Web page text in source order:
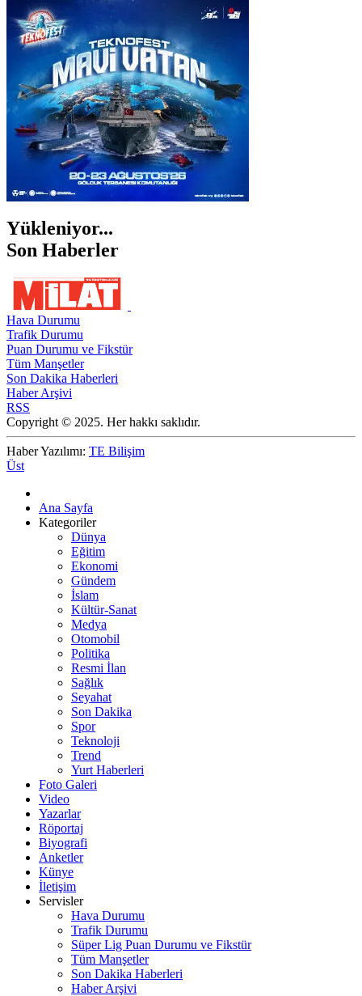
İSTANBUL
İZMİR
ŞANLIURFA
ŞIRNAK
Yükleniyor...
Son Haberler
Hava Durumu
Trafik Durumu
Puan Durumu ve Fikstür
Tüm Manşetler
Son Dakika Haberleri
Haber Arşivi
RSS
Copyright © 2025. Her hakkı saklıdır.
Haber Yazılımı: TE Bilişim
Üst
Ana Sayfa
Kategoriler
Dünya
Eğitim
Ekonomi
Gündem
İslam
Kültür-Sanat
Medya
Otomobil
Politika
Resmi İlan
Sağlık
Seyahat
Son Dakika
Spor
Teknoloji
Trend
Yurt Haberleri
Foto Galeri
Video
Yazarlar
Röportaj
Biyografi
Anketler
Künye
İletişim
Servisler
Hava Durumu
Trafik Durumu
Süper Lig Puan Durumu ve Fikstür
Tüm Manşetler
Son Dakika Haberleri
Haber Arşivi